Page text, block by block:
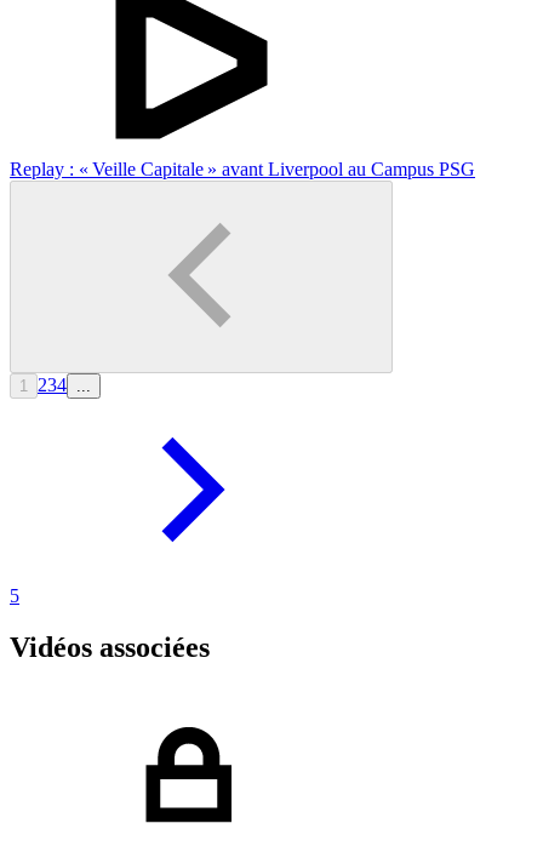
Replay : « Veille Capitale » avant Liverpool au Campus PSG
1 234 ...
5
Vidéos associées